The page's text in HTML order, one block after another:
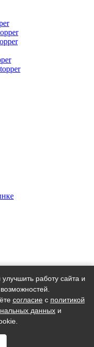
работу сайта и
согласиес политикой
данных и